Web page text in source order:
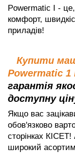
Powermatic I
-
комфорт,
приладів!
Купити
Powermatic 1
гарантія
доступну
Якщо вас
обов'язково
сторінках
широкий